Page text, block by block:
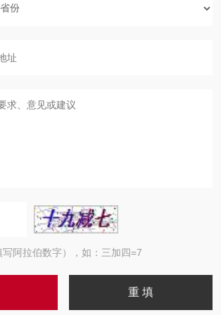
阿拉伯数字），如：三加四=7